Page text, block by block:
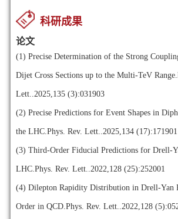
科研成果
论文
(1) Precise Determination of the Strong
Dijet Cross Sections up to the Multi-TeV
Lett..2025,135 (3):031903
(2) Precise Predictions for Event Shapes in
the LHC.Phys. Rev. Lett..2025,134 (17):171901
(3) Third-Order Fiducial Predictions for Drell-
LHC.Phys. Rev. Lett..2022,128 (25):252001
(4) Dilepton Rapidity Distribution in Drell-Yan
Order in QCD.Phys. Rev. Lett..2022,128